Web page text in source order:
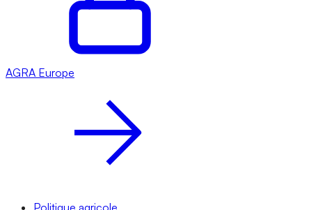
AGRA Europe
Politique agricole